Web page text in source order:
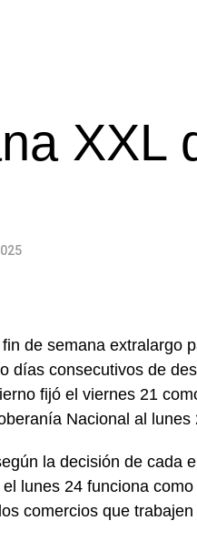
XXL
de semana extralargo
días consecutivos de
fijó el viernes 21
Nacional al lunes
la decisión de cada
lunes 24 funciona
comercios que